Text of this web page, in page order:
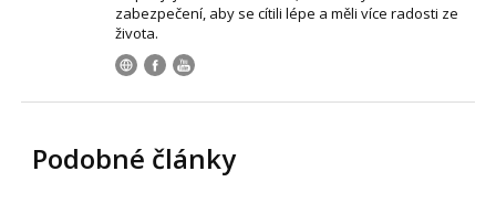
zabezpečení, aby se cítili lépe a měli více radosti ze
života.
Podobné články